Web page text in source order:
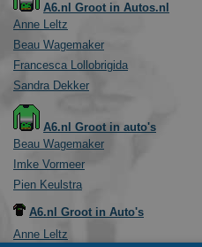
A6.nl Groot in Autos.nl
Anne Leltz
Beau Wagemaker
Francesca Lollobrigida
Sandra Dekker
A6.nl Groot in auto's
Beau Wagemaker
Imke Vormeer
Pien Keulstra
A6.nl Groot in Auto's
Anne Leltz